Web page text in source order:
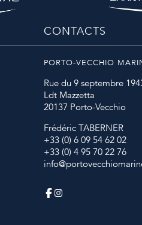
CONTACTS
PORTO-VECCHIO
Rue du 9 septembre
Ldt Mazzetta
20137 Porto-Vecchio
Frédéric TABERNER
+33 (0) 6 09 54 62 02
+33 (0) 4 95 70 22 76